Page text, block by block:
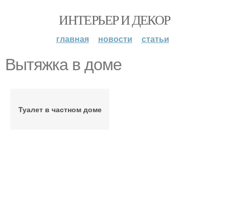
ИНТЕРЬЕР И ДЕКОР
главная новости статьи
Вытяжка в доме
Туалет в частном доме